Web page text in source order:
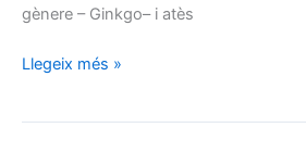
gènere – Ginkgo– i atès
Ginkgo
Llegeix més »